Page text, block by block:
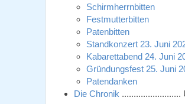
Schirmherrnbitten
Festmutterbitten
Patenbitten
Standkonzert 23. Juni
Kabarettabend 24. Juni
Gründungsfest 25. Juni
Patendanken
Die Chronik .........................